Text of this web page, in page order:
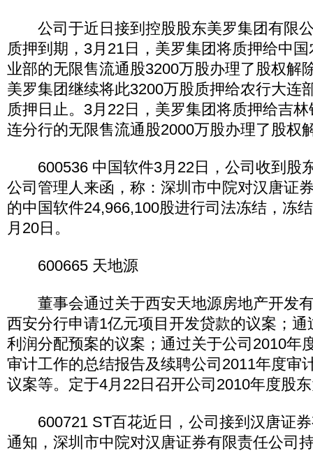
公司于近日接到控股股东美罗集团有限
质押到期，3月21日，美罗集团将质押给中
业部的无限售流通股3200万股办理了股权解
美罗集团继续将此3200万股质押给农行大连
质押日止。3月22日，美罗集团将质押给吉
连分行的无限售流通股2000万股办理了股权
600536 中国软件3月22日，公司收到股
公司管理人来函，称：深圳市中院对汉唐证
的中国软件24,966,100股进行司法冻结，冻
月20日。
600665 天地源
董事会通过关于西安天地源房地产开发
西安分行申请1亿元项目开发贷款的议案；
利润分配预案的议案；通过关于公司2010年
审计工作的总结报告及续聘公司2011年度审
议案等。定于4月22日召开公司2010年度股
600721 ST百花近日，公司接到汉唐证券
通知，深圳市中院对汉唐证券有限责任公司